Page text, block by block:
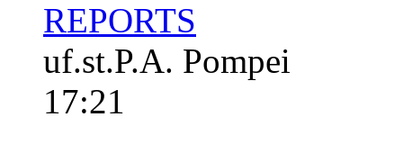
REPORTS
uf.st.P.A. Pompei
17:21